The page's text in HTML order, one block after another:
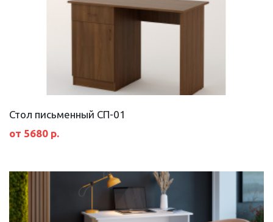
Стол письменный СП-01
от 5680 р.